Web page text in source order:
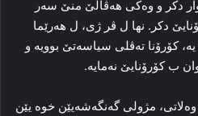
دکر و وه‌کی هه‌ڤالێ منێ سه‌ر
دکر. نها ل ڤر ژی، ل ھەرێما
کۆرۆنا تەڤلی سیاسه‌تێ بوویه‌ و
ب كۆرۆنایێ نه‌مایه‌.
وەلاتی، مژولی گه‌نگه‌شه‌یێن خوه‌ یێن